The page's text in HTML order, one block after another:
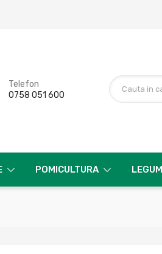
Telefon
0758 051 600
POMICULTURA